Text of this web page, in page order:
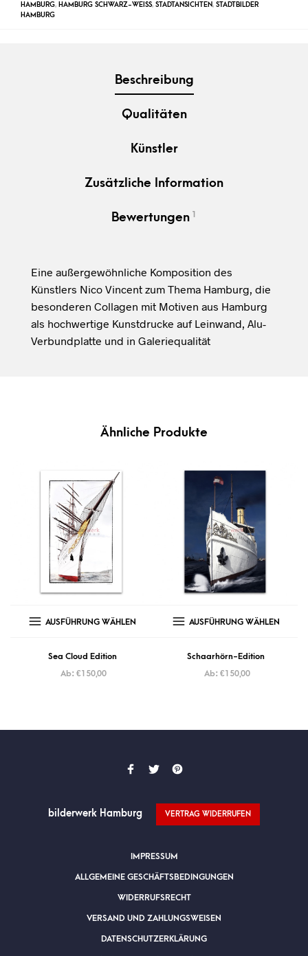
HAMBURG, HAMBURG SCHWARZ-WEISS, STADTANSICHTEN, STADTBILDER
HAMBURG
Beschreibung
Qualitäten
Künstler
Zusätzliche Information
Bewertungen 1
Eine außergewöhnliche Komposition des
Künstlers Nico Vincent zum Thema Hamburg, die
besonderen Collagen mit Motiven aus Hamburg
als hochwertige Kunstdrucke auf Leinwand, Alu-
Verbundplatte und in Galeriequalität
Ähnliche Produkte
AUSFÜHRUNG WÄHLEN
Sea Cloud Edition
Ab: €150,00
AUSFÜHRUNG WÄHLEN
Schaarhörn-Edition
Ab: €150,00
bilderwerk Hamburg VERTRAG WIDERRUFEN
IMPRESSUM
ALLGEMEINE GESCHÄFTSBEDINGUNGEN
WIDERRUFSRECHT
VERSAND UND ZAHLUNGSWEISEN
DATENSCHUTZERKLÄRUNG